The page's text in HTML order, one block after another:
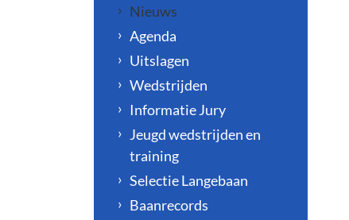
Nieuws
Agenda
Uitslagen
Wedstrijden
Informatie Jury
Jeugd wedstrijden en
training
Selectie Langebaan
Baanrecords